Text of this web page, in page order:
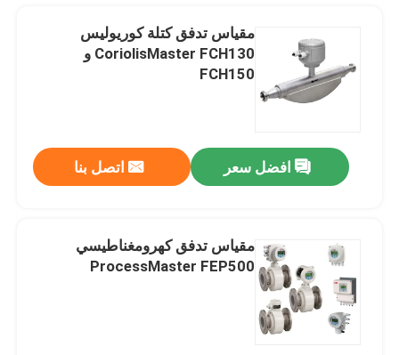
المنتجات
أشرطة فيديو
مقياس تدفق كتلة كوريوليس
CoriolisMaster FCH130 و
FCH150
افضل سعر اتصل بنا
مقياس تدفق كهرومغناطيسي
ProcessMaster FEP500